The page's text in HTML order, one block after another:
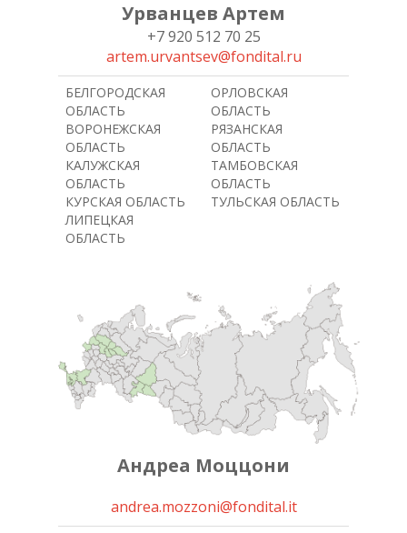
Урванцев Артем
+7 920 512 70 25
artem.urvantsev@fondital.ru
БЕЛГОРОДСКАЯ
ОБЛАСТЬ
ВОРОНЕЖСКАЯ
ОБЛАСТЬ
КАЛУЖСКАЯ
ОБЛАСТЬ
КУРСКАЯ ОБЛАСТЬ
ЛИПЕЦКАЯ
ОБЛАСТЬ
ОРЛОВСКАЯ
ОБЛАСТЬ
РЯЗАНСКАЯ
ОБЛАСТЬ
ТАМБОВСКАЯ
ОБЛАСТЬ
ТУЛЬСКАЯ ОБЛАСТЬ
Андреа Моццони
andrea.mozzoni@fondital.it